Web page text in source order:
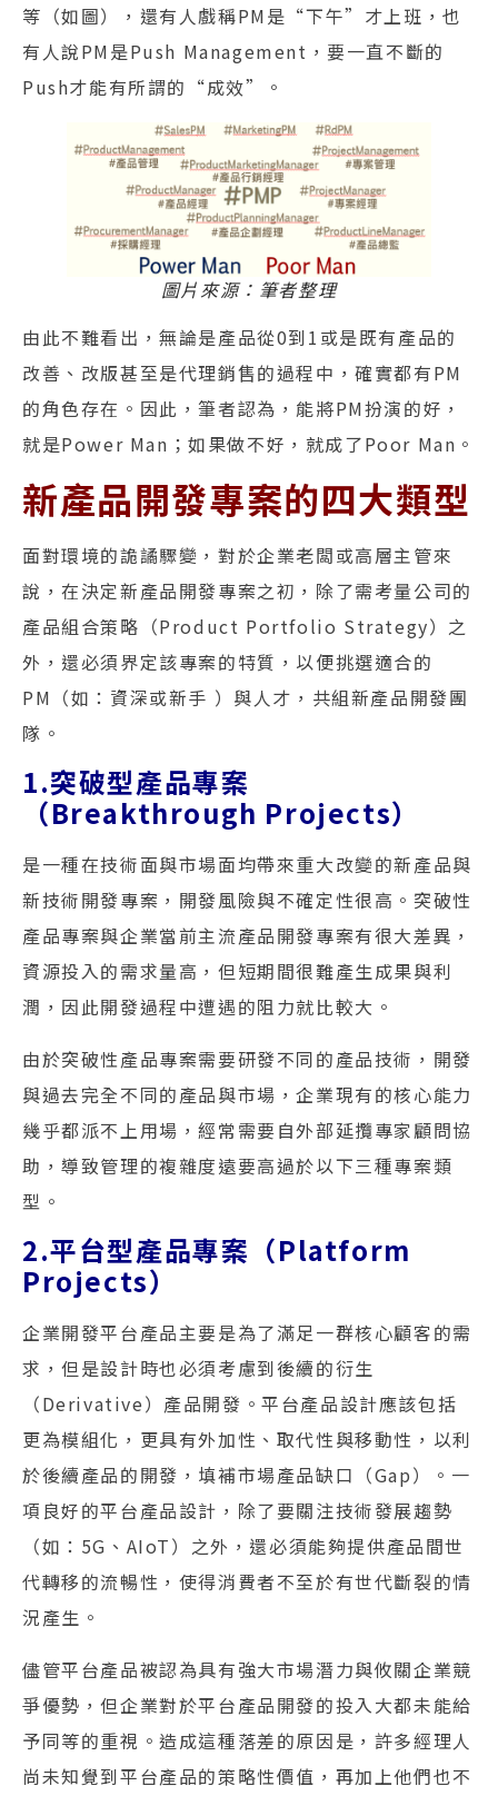
等（如圖），還有人戲稱PM是“下午”才上班，也
有人說PM是Push Management，要一直不斷的
Push才能有所謂的“成效”。
圖片來源：筆者整理
由此不難看出，無論是產品從0到1或是既有產品的
改善、改版甚至是代理銷售的過程中，確實都有PM
的角色存在。因此，筆者認為，能將PM扮演的好，
就是Power Man；如果做不好，就成了Poor Man。
新產品開發專案的四大類型
面對環境的詭譎驟變，對於企業老闆或高層主管來
說，在決定新產品開發專案之初，除了需考量公司的
產品組合策略（Product Portfolio Strategy）之
外，還必須界定該專案的特質，以便挑選適合的
PM（如：資深或新手 ）與人才，共組新產品開發團
隊。
1.突破型產品專案
（Breakthrough Projects）
是一種在技術面與市場面均帶來重大改變的新產品與
新技術開發專案，開發風險與不確定性很高。突破性
產品專案與企業當前主流產品開發專案有很大差異，
資源投入的需求量高，但短期間很難產生成果與利
潤，因此開發過程中遭遇的阻力就比較大。
由於突破性產品專案需要研發不同的產品技術，開發
與過去完全不同的產品與市場，企業現有的核心能力
幾乎都派不上用場，經常需要自外部延攬專家顧問協
助，導致管理的複雜度遠要高過於以下三種專案類
型。
2.平台型產品專案（Platform
Projects）
企業開發平台產品主要是為了滿足一群核心顧客的需
求，但是設計時也必須考慮到後續的衍生
（Derivative）產品開發。平台產品設計應該包括
更為模組化，更具有外加性、取代性與移動性，以利
於後續產品的開發，填補市場產品缺口（Gap）。一
項良好的平台產品設計，除了要關注技術發展趨勢
（如：5G、AIoT）之外，還必須能夠提供產品間世
代轉移的流暢性，使得消費者不至於有世代斷裂的情
況產生。
儘管平台產品被認為具有強大市場潛力與攸關企業競
爭優勢，但企業對於平台產品開發的投入大都未能給
予同等的重視。造成這種落差的原因是，許多經理人
尚未知覺到平台產品的策略性價值，再加上他們也不